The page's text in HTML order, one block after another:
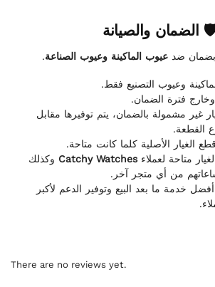
الضمان والصيانة
بضمان ضد عيوب الماكينة وعيوب الصناعة.
وعيوب التصنيع فقط.
فترة الضمان.
غير مشمولة بالضمان، يتم توفيرها مقابل
القطعة.
الغيار الأصلية كلما كانت متاحة.
متاحة لعملاءCatchy Watches وكذلك
من أي متجر آخر.
خدمة ما بعد البيع وتوفير الدعم لأكبر
There are no reviews yet.